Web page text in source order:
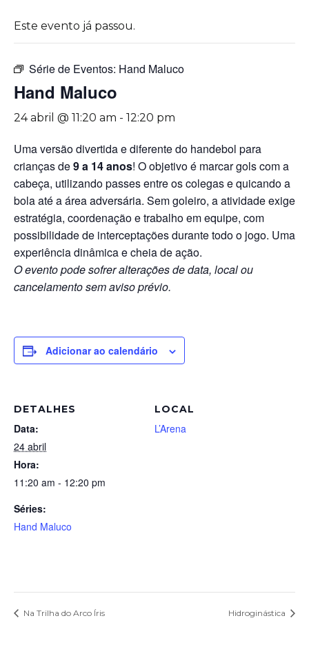
Este evento já passou.
Série de Eventos: Hand Maluco
Hand Maluco
24 abril @ 11:20 am - 12:20 pm
Uma versão divertida e diferente do handebol para
crianças de9 a 14 anos! O objetivo é marcar gols com a
cabeça, utilizando passes entre os colegas e quicando a
bola até a área adversária. Sem goleiro, a atividade exige
estratégia, coordenação e trabalho em equipe, com
possibilidade de interceptações durante todo o jogo. Uma
experiência dinâmica e cheia de ação.
O evento pode sofrer alterações de data, local ou
cancelamento sem aviso prévio.
Adicionar ao calendário
DETALHES
Data:
24 abril
Hora:
11:20 am - 12:20 pm
Séries:
Hand Maluco
LOCAL
L’Arena
Na Trilha do Arco Íris Hidroginástica